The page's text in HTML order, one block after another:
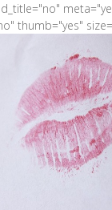
thumb="yes"